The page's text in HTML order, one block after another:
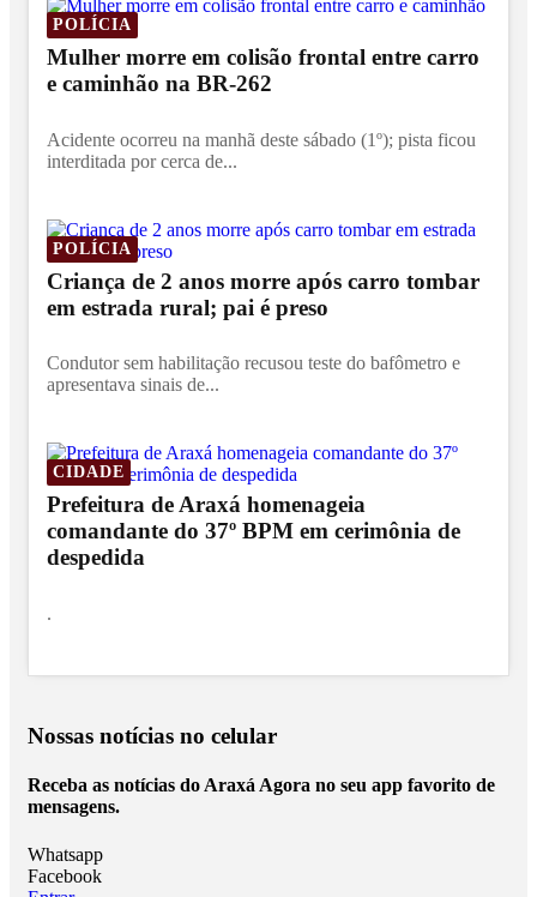
POLÍCIA
Mulher morre em colisão frontal entre carro
e caminhão na BR-262
Acidente ocorreu na manhã deste sábado (1º); pista ficou
interditada por cerca de...
POLÍCIA
Criança de 2 anos morre após carro tombar
em estrada rural; pai é preso
Condutor sem habilitação recusou teste do bafômetro e
apresentava sinais de...
CIDADE
Prefeitura de Araxá homenageia
comandante do 37º BPM em cerimônia de
despedida
.
Nossas notícias no celular
Receba as notícias do Araxá Agora no seu app favorito de
mensagens.
Whatsapp
Facebook